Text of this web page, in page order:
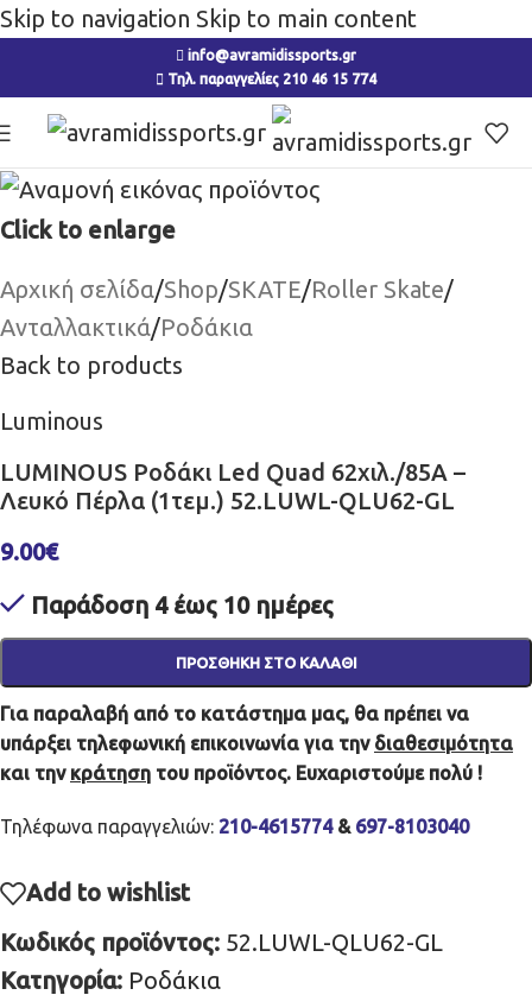
Skip to navigation Skip to main content
info@avramidissports.gr
Τηλ. παραγγελίες 210 46 15 774
Click to enlarge
Αρχική σελίδα/Shop/SKATE/Roller Skate/
Ανταλλακτικά/Ροδάκια
Back to products
Luminous
LUMINOUS Ροδάκι Led Quad 62χιλ./85A –
Λευκό Πέρλα (1τεμ.) 52.LUWL-QLU62-GL
9.00€
Παράδοση 4 έως 10 ημέρες
ΠΡΟΣΘΉΚΗ ΣΤΟ ΚΑΛΆΘΙ
Για παραλαβή από το κατάστημα μας, θα πρέπει να
υπάρξει τηλεφωνική επικοινωνία για την διαθεσιμότητα
και την κράτηση του προϊόντος. Ευχαριστούμε πολύ !
Τηλέφωνα παραγγελιών: 210-4615774& 697-8103040
Add to wishlist
Κωδικός προϊόντος: 52.LUWL-QLU62-GL
Κατηγορία: Ροδάκια